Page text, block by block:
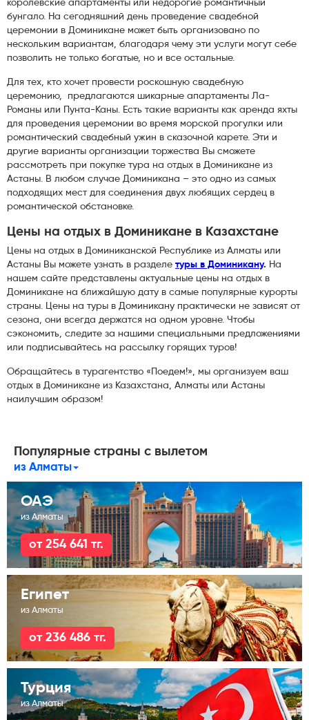
королевские апартаменты или недорогие романтичный
бунгало. На сегодняшний день проведение свадебной
церемонии в Доминикане может быть организовано по
нескольким вариантам, благодаря чему эти услуги могут себе
позволить не только богатые, но и все остальные.
Для тех, кто хочет провести роскошную свадебную
церемонию, предлагаются шикарные апартаменты Ла-
Романы или Пунта-Каны. Есть такие варианты как аренда яхты
для проведения церемонии во время морской прогулки или
романтический свадебный ужин в сказочной карете. Эти и
другие варианты организации торжества Вы сможете
рассмотреть при покупке тура на отдых в Доминикане из
Астаны. В любом случае Доминикана – это одно из самых
подходящих мест для соединения двух любящих сердец в
романтической обстановке.
Цены на отдых в Доминикане в Казахстане
Цены на отдых в Доминиканской Республике из Алматы или
Астаны Вы можете узнать в разделе туры в Доминикану. На
нашем сайте представлены актуальные цены на отдых в
Доминикане на ближайшую дату в самые популярные курорты
страны. Цены на туры в Доминикану практически не зависят от
сезона, они всегда держатся на одном уровне. Чтобы
сэкономить, следите за нашими специальными предложениями
или подписывайтесь на рассылку горящих туров!
Обращайтесь в турагентство «Поедем!», мы организуем ваш
отдых в Доминикане из Казахстана, Алматы или Астаны
наилучшим образом!
Популярные страны с вылетом
из Алматы
ОАЭ
из Алматы
от 254 641 тг.
Египет
из Алматы
от 236 486 тг.
Турция
из Алматы